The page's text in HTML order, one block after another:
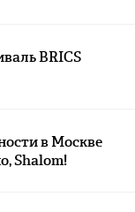
BRICS
в Москве
Shalom!